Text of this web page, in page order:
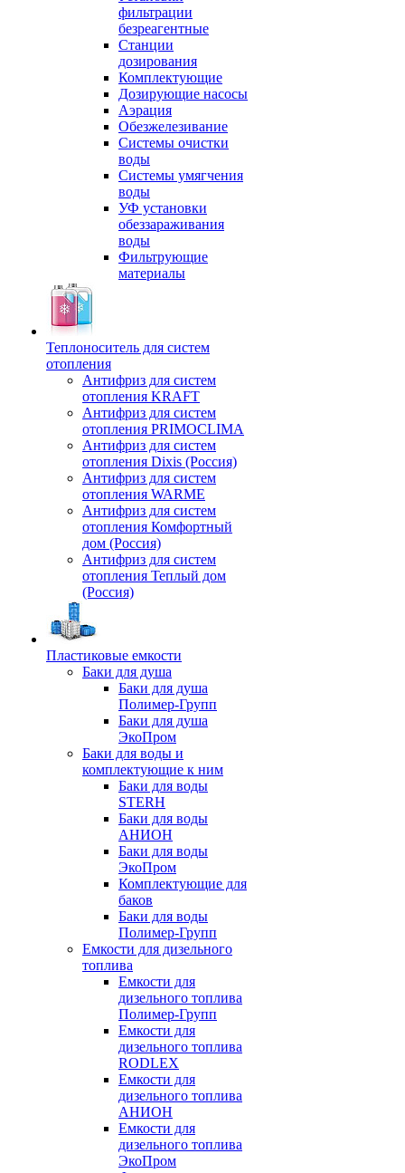
фильтрации
безреагентные
Станции
дозирования
Комплектующие
Дозирующие насосы
Аэрация
Обезжелезивание
Системы очистки
воды
Системы умягчения
воды
УФ установки
обеззараживания
воды
Фильтрующие
материалы
Теплоноситель для систем
отопления
Антифриз для систем
отопления KRAFT
Антифриз для систем
отопления PRIMOCLIMA
Антифриз для систем
отопления Dixis (Россия)
Антифриз для систем
отопления WARME
Антифриз для систем
отопления Комфортный
дом (Россия)
Антифриз для систем
отопления Теплый дом
(Россия)
Пластиковые емкости
Баки для душа
Баки для душа
Полимер-Групп
Баки для душа
ЭкоПром
Баки для воды и
комплектующие к ним
Баки для воды
STERH
Баки для воды
АНИОН
Баки для воды
ЭкоПром
Комплектующие для
баков
Баки для воды
Полимер-Групп
Емкости для дизельного
топлива
Емкости для
дизельного топлива
Полимер-Групп
Емкости для
дизельного топлива
RODLEX
Емкости для
дизельного топлива
АНИОН
Емкости для
дизельного топлива
ЭкоПром